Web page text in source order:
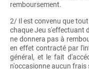
remboursement.
2/ Il est convenu que
chaque Jeu s'effectuant
ne donnera pas à
en effet contracté par
général, et le fait
n'occasionne aucun